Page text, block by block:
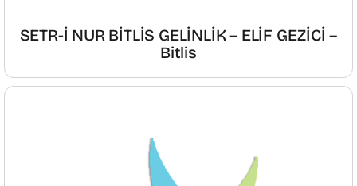
SETR-İ NUR BİTLİS GELİNLİK – ELİF GEZİCİ –
Bitlis